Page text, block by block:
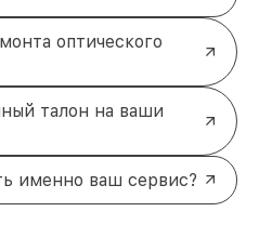
оптического
талон на ваши
именно ваш сервис?